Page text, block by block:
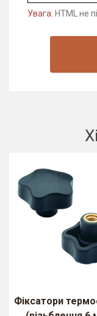
Увага: HTML не
Фіксатори